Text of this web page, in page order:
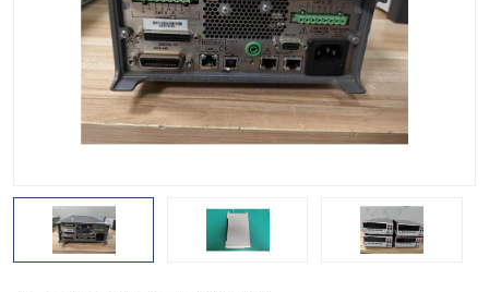
GPIB-USB卡 数据采集仪
数字源表
示波器 直流电源